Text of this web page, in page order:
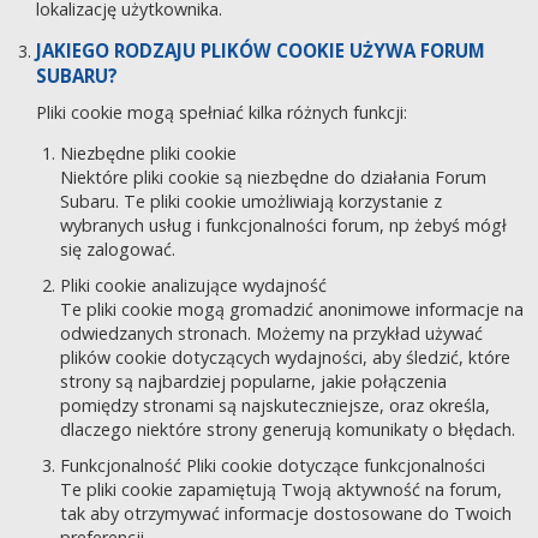
lokalizację użytkownika.
JAKIEGO RODZAJU PLIKÓW COOKIE UŻYWA FORUM
SUBARU?
Pliki cookie mogą spełniać kilka różnych funkcji:
Niezbędne pliki cookie
Niektóre pliki cookie są niezbędne do działania Forum
Subaru. Te pliki cookie umożliwiają korzystanie z
wybranych usług i funkcjonalności forum, np żebyś mógł
się zalogować.
Pliki cookie analizujące wydajność
Te pliki cookie mogą gromadzić anonimowe informacje na
odwiedzanych stronach. Możemy na przykład używać
plików cookie dotyczących wydajności, aby śledzić, które
strony są najbardziej popularne, jakie połączenia
pomiędzy stronami są najskuteczniejsze, oraz określa,
dlaczego niektóre strony generują komunikaty o błędach.
Funkcjonalność Pliki cookie dotyczące funkcjonalności
Te pliki cookie zapamiętują Twoją aktywność na forum,
tak aby otrzymywać informacje dostosowane do Twoich